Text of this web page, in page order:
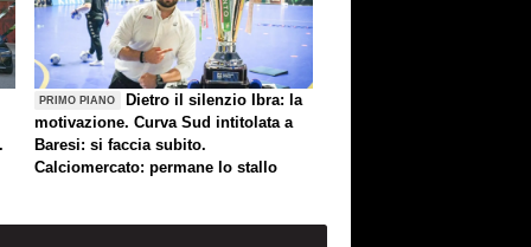
PRIMO PIANO
Dietro il silenzio Ibra: la
motivazione. Curva Sud intitolata a
Baresi: si faccia subito.
Calciomercato: permane lo stallo